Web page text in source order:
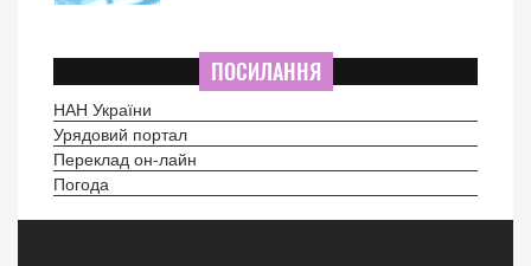
ПОСИЛАННЯ
НАН України
Урядовий портал
Переклад он-лайн
Погода